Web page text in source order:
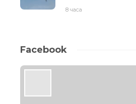
8 часа
Facebook